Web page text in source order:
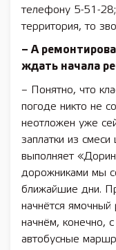
телефону 5-51-
территория, то
– А
ждать начала
– Понятно, что
погоде никто не
неотложен уже
заплатки из
выполняет
дорожниками мы
ближайшие дни.
начнётся ямочный
начнём, конечно,
автобусные